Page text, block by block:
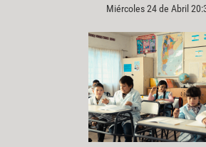
Miércoles 24 de Abril